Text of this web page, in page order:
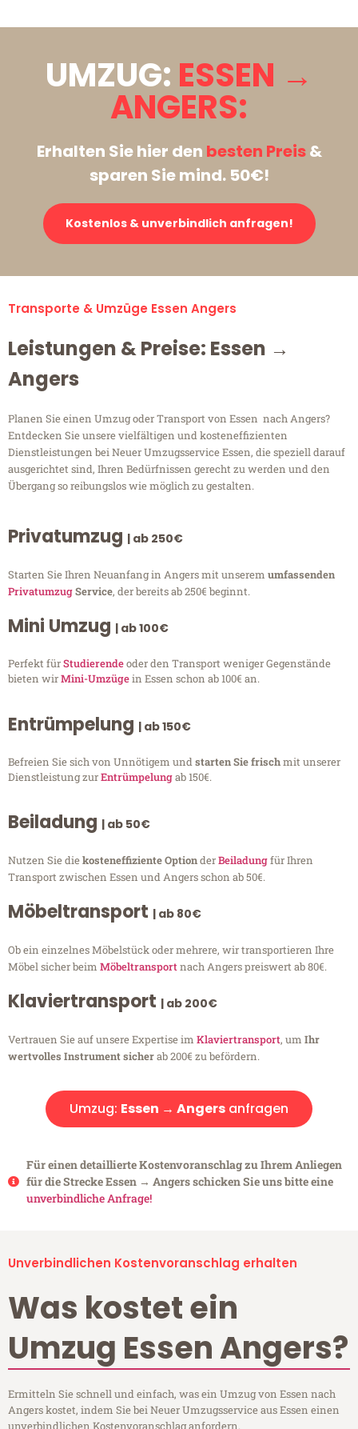
UMZUG: ESSEN →
ANGERS:
Erhalten Sie hier den besten Preis&
sparen Sie mind. 50€!
Kostenlos & unverbindlich anfragen!
Transporte & Umzüge Essen Angers
Leistungen & Preise: Essen →
Angers
Planen Sie einen Umzug oder Transport von Essen nach Angers?
Entdecken Sie unsere vielfältigen und kosteneffizienten
Dienstleistungen bei Neuer Umzugsservice Essen, die speziell darauf
ausgerichtet sind, Ihren Bedürfnissen gerecht zu werden und den
Übergang so reibungslos wie möglich zu gestalten.
Privatumzug | ab 250€
Starten Sie Ihren Neuanfang in Angers mit unserem umfassenden
PrivatumzugService, der bereits ab 250€ beginnt.
Mini Umzug | ab 100€
Perfekt fürStudierendeoder den Transport weniger Gegenstände
bieten wirMini-Umzügein Essen schon ab 100€ an.
Entrümpelung | ab 150€
Befreien Sie sich von Unnötigem undstarten Sie frischmit unserer
Dienstleistung zurEntrümpelungab 150€.
Beiladung | ab 50€
Nutzen Sie diekosteneffiziente OptionderBeiladungfür Ihren
Transport zwischen Essen und Angers schon ab 50€.
Möbeltransport | ab 80€
Ob ein einzelnes Möbelstück oder mehrere, wir transportieren Ihre
Möbel sicher beim Möbeltransportnach Angers preiswert ab 80€.
Klaviertransport | ab 200€
Vertrauen Sie auf unsere Expertise im Klaviertransport, um Ihr
wertvolles Instrument sicherab 200€ zu befördern.
Umzug: Essen → Angers anfragen
Für einen detaillierte Kostenvoranschlag zu Ihrem Anliegen
für die Strecke Essen → Angers schicken Sie uns bitte eine
unverbindliche Anfrage!
Unverbindlichen Kostenvoranschlag erhalten
Was kostet ein
Umzug Essen Angers?
Ermitteln Sie schnell und einfach, was ein Umzug von Essen nach
Angers kostet, indem Sie bei Neuer Umzugsservice aus Essen einen
unverbindlichen Kostenvoranschlag anfordern.